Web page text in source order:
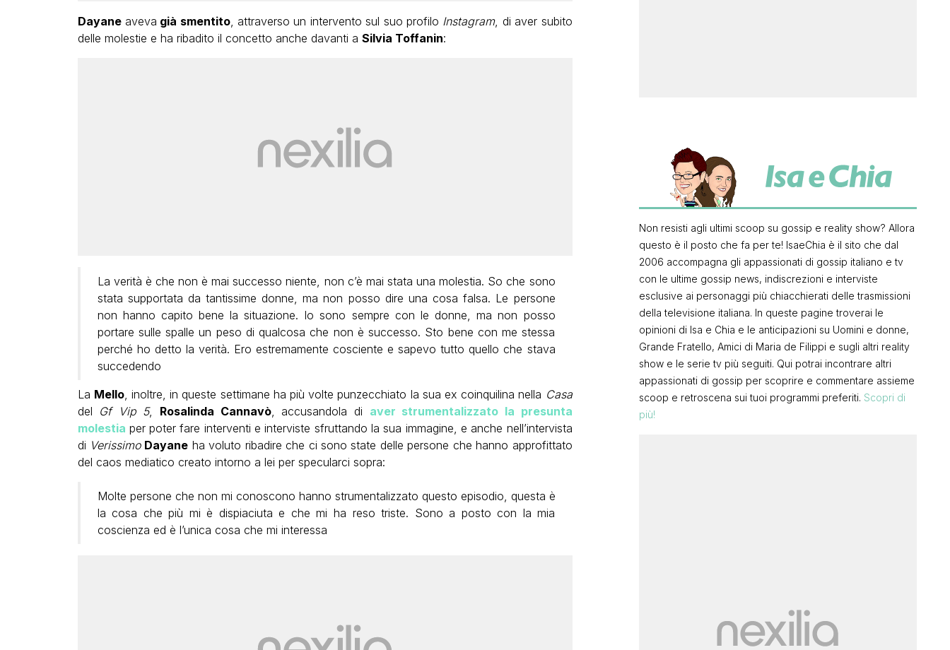
Dayaneaveva già smentito, attraverso un intervento sul suo profilo Instagram, di aver subito
delle molestie e ha ribadito il concetto anche davanti a Silvia Toffanin:
La verità è che non è mai successo niente, non c’è mai stata una molestia. So che sono
stata supportata da tantissime donne, ma non posso dire una cosa falsa. Le persone
non hanno capito bene la situazione. Io sono sempre con le donne, ma non posso
portare sulle spalle un peso di qualcosa che non è successo. Sto bene con me stessa
perché ho detto la verità. Ero estremamente cosciente e sapevo tutto quello che stava
succedendo
La Mello, inoltre, in queste settimane ha più volte punzecchiato la sua ex coinquilina nella Casa
del Gf Vip 5, Rosalinda Cannavò, accusandola di aver strumentalizzato la presunta
molestia per poter fare interventi e interviste sfruttando la sua immagine, e anche nell’intervista
di Verissimo Dayane ha voluto ribadire che ci sono state delle persone che hanno approfittato
del caos mediatico creato intorno a lei per specularci sopra:
Molte persone che non mi conoscono hanno strumentalizzato questo episodio, questa è
la cosa che più mi è dispiaciuta e che mi ha reso triste. Sono a posto con la mia
coscienza ed è l’unica cosa che mi interessa
Non resisti agli ultimi scoop su gossip e reality show? Allora
questo è il posto che fa per te! IsaeChia è il sito che dal
2006 accompagna gli appassionati di gossip italiano e tv
con le ultime gossip news, indiscrezioni e interviste
esclusive ai personaggi più chiacchierati delle trasmissioni
della televisione italiana. In queste pagine troverai le
opinioni di Isa e Chia e le anticipazioni su Uomini e donne,
Grande Fratello, Amici di Maria de Filippi e sugli altri reality
show e le serie tv più seguiti. Qui potrai incontrare altri
appassionati di gossip per scoprire e commentare assieme
scoop e retroscena sui tuoi programmi preferiti. Scopri di
più!